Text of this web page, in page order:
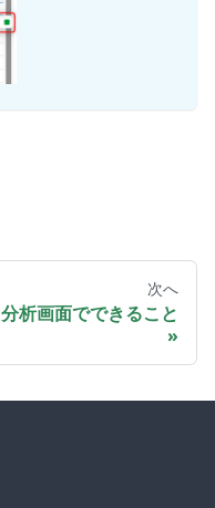
次へ
分析画面でできること